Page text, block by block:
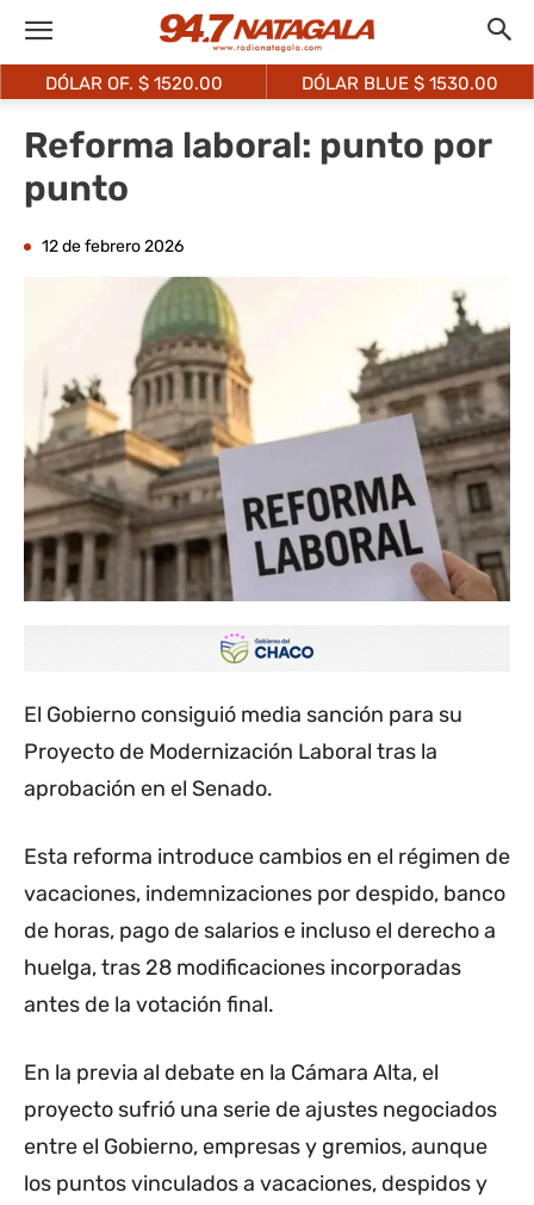
DÓLAR OF. $ 1520.00 DÓLAR BLUE $ 1530.00
Reforma laboral: punto por
punto
12 de febrero 2026
El Gobierno consiguió media sanción para su
Proyecto de Modernización Laboral tras la
aprobación en el Senado.
Esta reforma introduce cambios en el régimen de
vacaciones, indemnizaciones por despido, banco
de horas, pago de salarios e incluso el derecho a
huelga, tras 28 modificaciones incorporadas
antes de la votación final.
En la previa al debate en la Cámara Alta, el
proyecto sufrió una serie de ajustes negociados
entre el Gobierno, empresas y gremios, aunque
los puntos vinculados a vacaciones, despidos y